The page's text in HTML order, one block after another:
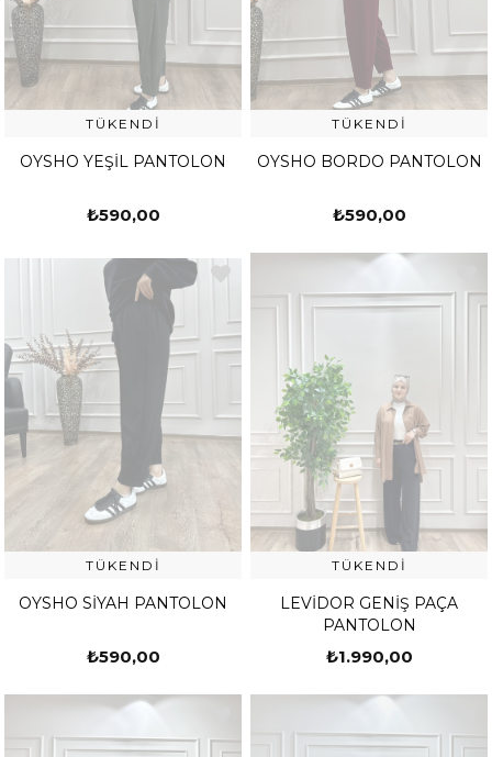
TÜKENDI
OYSHO YEŞİL PANTOLON
₺590,00
TÜKENDI
OYSHO BORDO PANTOLON
₺590,00
TÜKENDI
OYSHO SİYAH PANTOLON
₺590,00
TÜKENDI
LEVİDOR GENİŞ PAÇA
PANTOLON
₺1.990,00